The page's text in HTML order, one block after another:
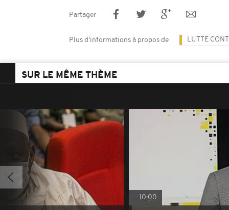
Partager
Plus d'informations à propos de LUTTE
SUR LE MÊME THÈME
10:00